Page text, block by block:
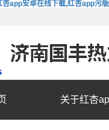
app安卓在线下载,红杏app污
关于红杏